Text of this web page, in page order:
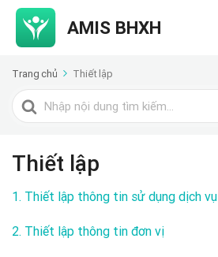
Trang chủ Thiết lập
Tìm
kiếm
Thiết lập
1. Thiết lập thông tin sử dụng dịch vụ
2. Thiết lập thông tin đơn vị